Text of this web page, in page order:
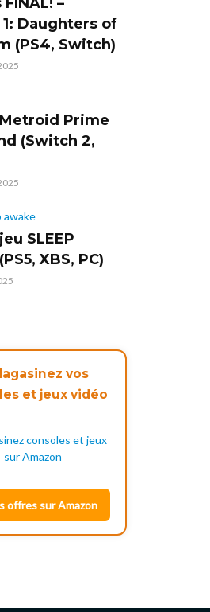
Daughters of
(PS4, Switch)
Prime
(Switch 2,
SLEEP
XBS, PC)
vos
et jeux vidéo
offres sur Amazon